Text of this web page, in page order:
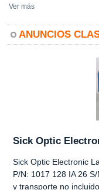
Ver más
ANUNCIOS
Sick Optic
Sick Optic Electronic
P/N: 1017 128 IA 26
y transporte no